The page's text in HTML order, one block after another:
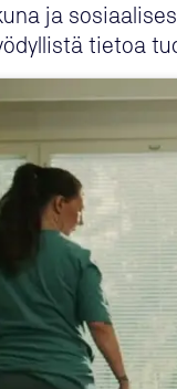
ja
tietoa